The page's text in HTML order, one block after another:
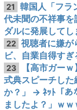
21
韓国人「フラ
代未聞の不祥事
ダルに発展してし
22 視聴者に嫌が
ビ、自業自得す
23
【高市ガー
式典スピーチした
か？」 → ﾈｯﾄ「あ
ましたよ？」ｗｗ